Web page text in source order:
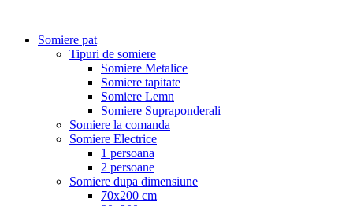
Somiere pat
Tipuri de somiere
Somiere Metalice
Somiere tapitate
Somiere Lemn
Somiere Supraponderali
Somiere la comanda
Somiere Electrice
1 persoana
2 persoane
Somiere dupa dimensiune
70x200 cm